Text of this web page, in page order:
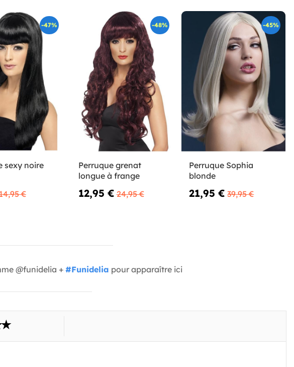
-47%
sexy noire
€
-48%
Perruque grenat
longue à frange
12,95 € 24,95 €
-45%
Perruque Sophia
blonde
21,95 € 39,95 €
@funidelia +#Funidelia pour apparaître ici